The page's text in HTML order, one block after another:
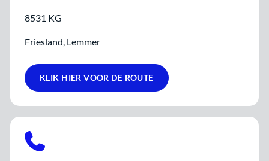
8531 KG
Friesland, Lemmer
KLIK HIER VOOR DE ROUTE